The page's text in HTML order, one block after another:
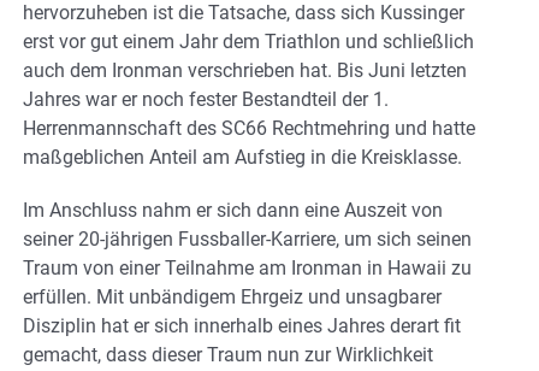
hervorzuheben ist die Tatsache, dass sich Kussinger
erst vor gut einem Jahr dem Triathlon und schließlich
auch dem Ironman verschrieben hat. Bis Juni letzten
Jahres war er noch fester Bestandteil der 1.
Herrenmannschaft des SC66 Rechtmehring und hatte
maßgeblichen Anteil am Aufstieg in die Kreisklasse.
Im Anschluss nahm er sich dann eine Auszeit von
seiner 20-jährigen Fussballer-Karriere, um sich seinen
Traum von einer Teilnahme am Ironman in Hawaii zu
erfüllen. Mit unbändigem Ehrgeiz und unsagbarer
Disziplin hat er sich innerhalb eines Jahres derart fit
gemacht, dass dieser Traum nun zur Wirklichkeit